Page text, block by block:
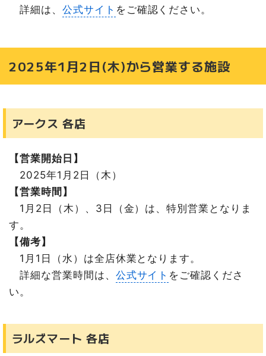
詳細は、 公式サイト をご確認ください。
2025年1月2日(木)から営業する施設
アークス 各店
【営業開始日】
2025年1月2日（木）
【営業時間】
1月2日（木）、3日（金）は、特別営業となりま
す。
【備考】
1月1日（水）は全店休業となります。
詳細な営業時間は、 公式サイト をご確認くださ
い。
ラルズマート 各店